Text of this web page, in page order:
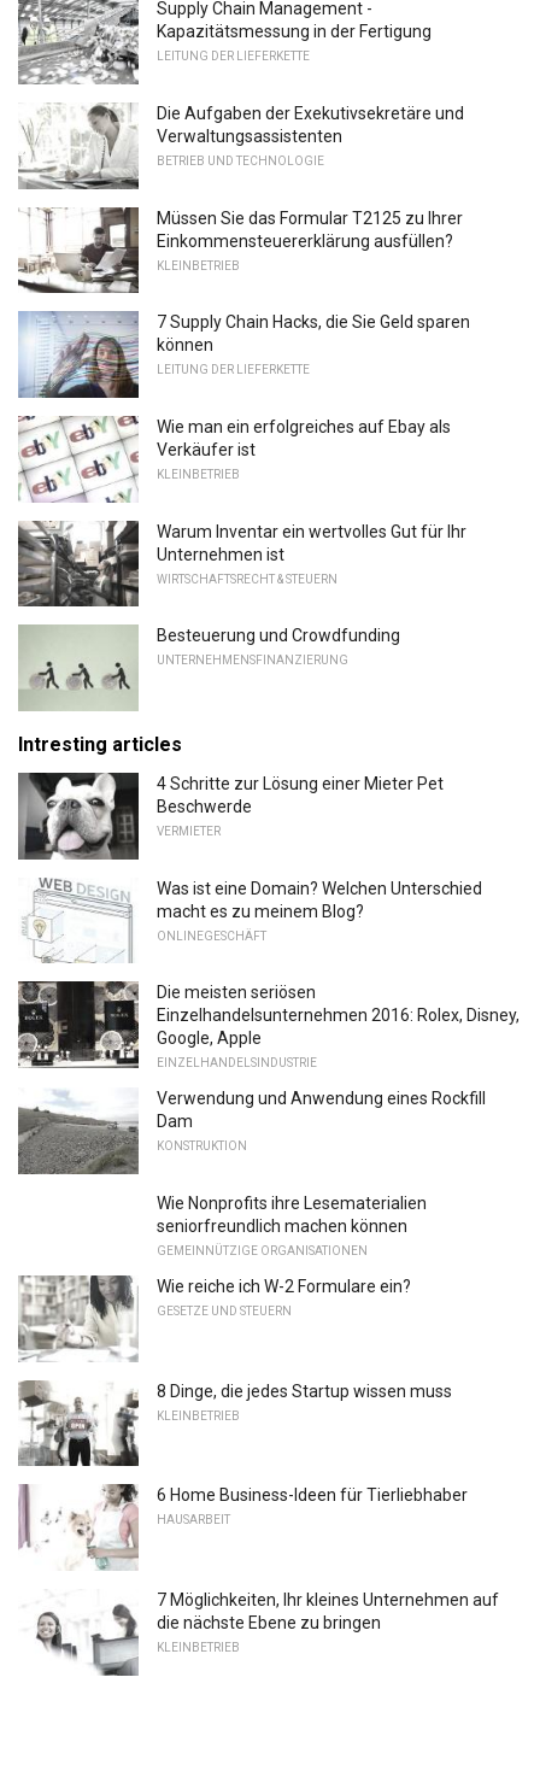
Supply Chain Management -
Kapazitätsmessung in der Fertigung
LEITUNG DER LIEFERKETTE
Die Aufgaben der Exekutivsekretäre und
Verwaltungsassistenten
BETRIEB UND TECHNOLOGIE
Müssen Sie das Formular T2125 zu Ihrer
Einkommensteuererklärung ausfüllen?
KLEINBETRIEB
7 Supply Chain Hacks, die Sie Geld sparen
können
LEITUNG DER LIEFERKETTE
Wie man ein erfolgreiches auf Ebay als
Verkäufer ist
KLEINBETRIEB
Warum Inventar ein wertvolles Gut für Ihr
Unternehmen ist
WIRTSCHAFTSRECHT & STEUERN
Besteuerung und Crowdfunding
UNTERNEHMENSFINANZIERUNG
Intresting articles
4 Schritte zur Lösung einer Mieter Pet
Beschwerde
VERMIETER
Was ist eine Domain? Welchen Unterschied
macht es zu meinem Blog?
ONLINEGESCHÄFT
Die meisten seriösen
Einzelhandelsunternehmen 2016: Rolex, Disney,
Google, Apple
EINZELHANDELSINDUSTRIE
Verwendung und Anwendung eines Rockfill
Dam
KONSTRUKTION
Wie Nonprofits ihre Lesematerialien
seniorfreundlich machen können
GEMEINNÜTZIGE ORGANISATIONEN
Wie reiche ich W-2 Formulare ein?
GESETZE UND STEUERN
8 Dinge, die jedes Startup wissen muss
KLEINBETRIEB
6 Home Business-Ideen für Tierliebhaber
HAUSARBEIT
7 Möglichkeiten, Ihr kleines Unternehmen auf
die nächste Ebene zu bringen
KLEINBETRIEB